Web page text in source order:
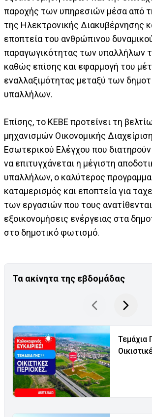
παροχής των υπηρεσιών μέσα από
της Ηλεκτρονικής Διακυβέρνησης
εποπτεία του ανθρώπινου
παραγωγικότητας των υπαλλήλων
καθώς επίσης και εφαρμογή του
εναλλαξιμότητας μεταξύ των
υπαλλήλων.
Επίσης, το ΚΕΒΕ προτείνει τη
μηχανισμών Οικονομικής
Εσωτερικού Ελέγχου που
να επιτυγχάνεται η μέγιστη
υπαλλήλων, ο καλύτερος
καταμερισμός και εποπτεία για
των εργασιών που τους
εξοικονομήσεις ενέργειας στα
στο δημοτικό φωτισμό.
Τα ακίνητα της εβδομάδας
Τεμάχια